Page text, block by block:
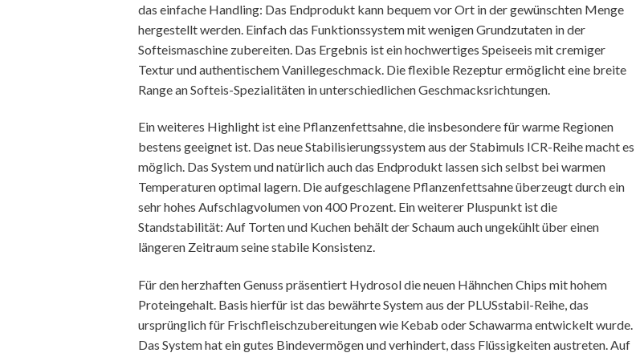
das einfache Handling: Das Endprodukt kann bequem vor Ort in der gewünschten Menge
hergestellt werden. Einfach das Funktionssystem mit wenigen Grundzutaten in der
Softeismaschine zubereiten. Das Ergebnis ist ein hochwertiges Speiseeis mit cremiger
Textur und authentischem Vanillegeschmack. Die flexible Rezeptur ermöglicht eine breite
Range an Softeis-Spezialitäten in unterschiedlichen Geschmacksrichtungen.
Ein weiteres Highlight ist eine Pflanzenfettsahne, die insbesondere für warme Regionen
bestens geeignet ist. Das neue Stabilisierungssystem aus der Stabimuls ICR-Reihe macht es
möglich. Das System und natürlich auch das Endprodukt lassen sich selbst bei warmen
Temperaturen optimal lagern. Die aufgeschlagene Pflanzenfettsahne überzeugt durch ein
sehr hohes Aufschlagvolumen von 400 Prozent. Ein weiterer Pluspunkt ist die
Standstabilität: Auf Torten und Kuchen behält der Schaum auch ungekühlt über einen
längeren Zeitraum seine stabile Konsistenz.
Für den herzhaften Genuss präsentiert Hydrosol die neuen Hähnchen Chips mit hohem
Proteingehalt. Basis hierfür ist das bewährte System aus der PLUSstabil-Reihe, das
ursprünglich für Frischfleischzubereitungen wie Kebab oder Schawarma entwickelt wurde.
Das System hat ein gutes Bindevermögen und verhindert, dass Flüssigkeiten austreten. Auf